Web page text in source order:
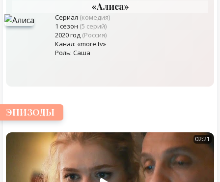
«Алиса»
Сериал (комедия)
1 сезон (5 серий)
2020 год (Россия)
Канал: «more.tv»
Роль: Саша
ЭПИЗОДЫ
02:21